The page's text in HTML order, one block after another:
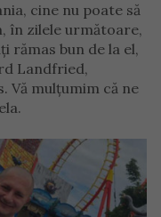
cine nu poate să
în zilele următoare,
rămas bun de la el,
Landfried,
Vă mulțumim că ne